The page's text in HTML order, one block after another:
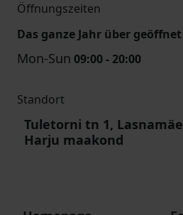
Öffnungszeiten
Das ganze Jahr über geöffnet
Mon-Sun 09:00 - 20:00
Standort
Tuletorni tn 1,
Harju maakond